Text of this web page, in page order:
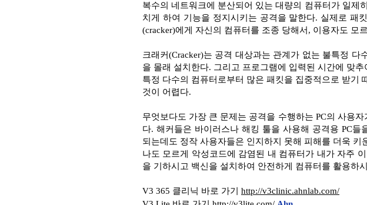
복수의 네트워크에 분산되어 있는 대량의 컴퓨터가 일제
치게 하여 기능을 정지시키는 공격을 말한다. 실제로 패
(cracker)에게 자신의 컴퓨터를 조종 당해서, 이용자도 모
크래커(Cracker)는 공격 대상과는 관계가 없는 불특정
을 몰래 설치한다. 그리고 프로그램에 입력된 시간에 맞
특정 다수의 컴퓨터로부터 많은 패킷을 집중적으로 받기
것이 어렵다.
무엇보다도 가장 큰 문제는 공격을 수행하는 PC의 사용
다. 해커들은 바이러스나 해킹 툴을 사용해 공격용 PC
되는데도 정작 사용자들은 인지하지 못해 피해를 더욱 키
나도 모르게 악성코드에 감염된 내 컴퓨터가 내가 자주
을 기하시고 백신을 설치하여 안전하게 컴퓨터를 활용하
V3 365 클리닉 바로 가기 http://v3clinic.ahnlab.com/